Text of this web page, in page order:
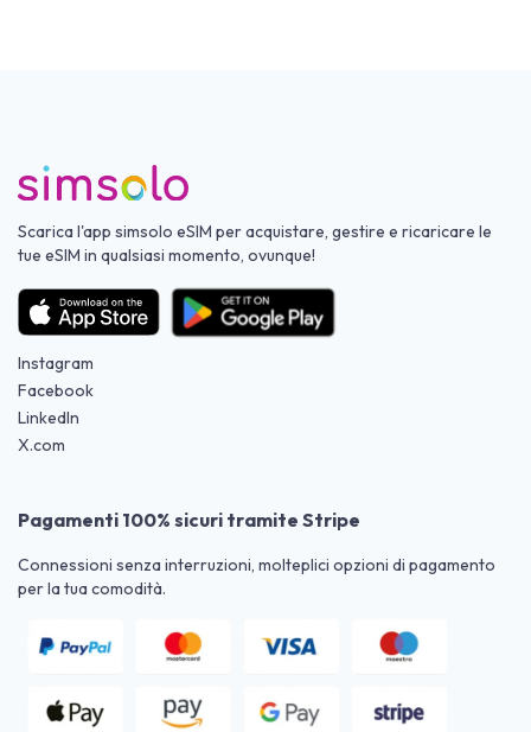
Scarica l'app simsolo eSIM per acquistare, gestire e ricaricare le
tue eSIM in qualsiasi momento, ovunque!
Instagram
Facebook
LinkedIn
X.com
Pagamenti 100% sicuri tramite Stripe
Connessioni senza interruzioni, molteplici opzioni di pagamento
per la tua comodità.